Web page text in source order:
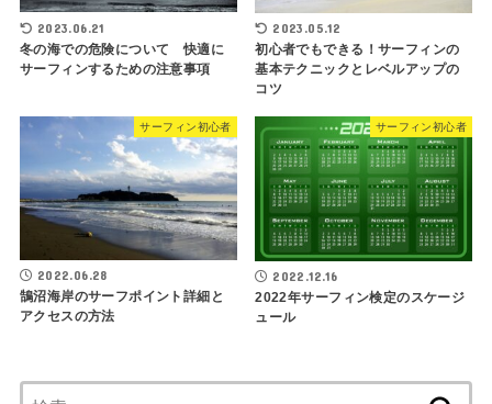
2023.06.21
冬の海での危険について 快適に
サーフィンするための注意事項
2023.05.12
初心者でもできる！サーフィンの
基本テクニックとレベルアップの
コツ
サーフィン初心者
2022.06.28
鵠沼海岸のサーフポイント詳細と
アクセスの方法
サーフィン初心者
2022.12.16
2022年サーフィン検定のスケージ
ュール